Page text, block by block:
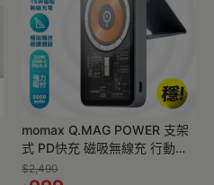
momax Q.MAG POWER 支架
式 PD快充 磁吸無線充 行動電
源 IP108 公司貨 (無線充電 手
$2,490